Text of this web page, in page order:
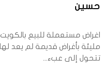
حسين
اغراض مستعملة للبيع
مليئة بأغراض قديمة لم يعد
تتحول إلى عبء...